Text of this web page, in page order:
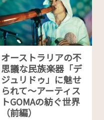
オーストラリアの不
思議な民族楽器「デ
ジュリドゥ」に魅せ
られて〜アーティス
トGOMAの紡ぐ世界
（前編）